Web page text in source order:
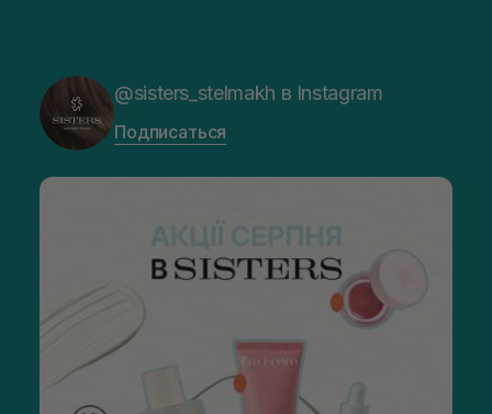
@sisters_stelmakh в Instagram
Подписаться